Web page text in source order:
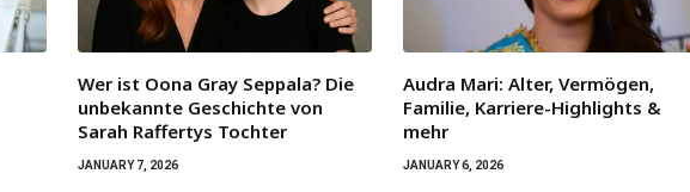
Wer ist Oona Gray Seppala? Die
unbekannte Geschichte von
Sarah Raffertys Tochter
JANUARY 7, 2026
Audra Mari: Alter, Vermögen,
Familie, Karriere-Highlights &
mehr
JANUARY 6, 2026